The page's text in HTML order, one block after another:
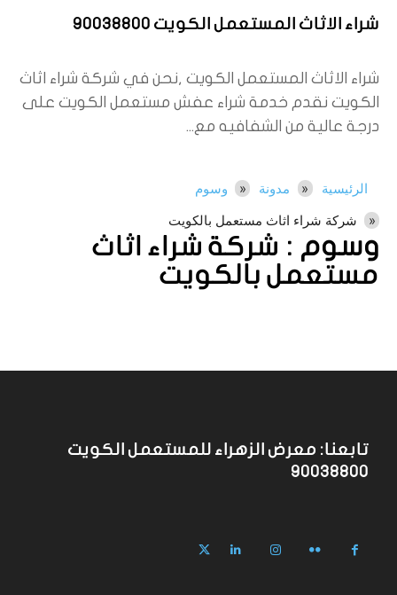
وسوم : شركة شراء اثاث
مستعمل بالكويت
الرئيسية مدونة
وسوم
شركة شراء اثاث مستعمل بالكويت
شراء الاثاث المستعمل الكويت 90038800
شراء الاثاث المستعمل الكويت ,نحن في شركة شراء اثاث
الكويت نقدم خدمة شراء عفش مستعمل الكويت على
درجة عالية من الشفافيه مع...
تابعنا: معرض الزهراء للمستعمل الكويت
90038800